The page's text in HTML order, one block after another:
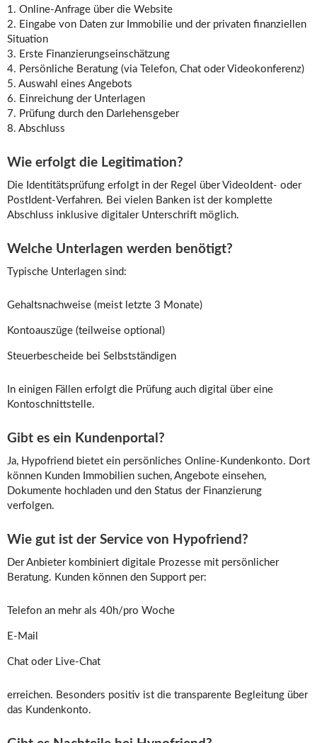
1. Online-Anfrage über die Website
2. Eingabe von Daten zur Immobilie und der privaten finanziellen
Situation
3. Erste Finanzierungseinschätzung
4. Persönliche Beratung (via Telefon, Chat oder Videokonferenz)
5. Auswahl eines Angebots
6. Einreichung der Unterlagen
7. Prüfung durch den Darlehensgeber
8. Abschluss
Wie erfolgt die Legitimation?
Die Identitätsprüfung erfolgt in der Regel über VideoIdent- oder
PostIdent-Verfahren. Bei vielen Banken ist der komplette
Abschluss inklusive digitaler Unterschrift möglich.
Welche Unterlagen werden benötigt?
Typische Unterlagen sind:
Gehaltsnachweise (meist letzte 3 Monate)
Kontoauszüge (teilweise optional)
Steuerbescheide bei Selbstständigen
In einigen Fällen erfolgt die Prüfung auch digital über eine
Kontoschnittstelle.
Gibt es ein Kundenportal?
Ja, Hypofriend bietet ein persönliches Online-Kundenkonto. Dort
können Kunden Immobilien suchen, Angebote einsehen,
Dokumente hochladen und den Status der Finanzierung
verfolgen.
Wie gut ist der Service von Hypofriend?
Der Anbieter kombiniert digitale Prozesse mit persönlicher
Beratung. Kunden können den Support per:
Telefon an mehr als 40h/pro Woche
E-Mail
Chat oder Live-Chat
erreichen. Besonders positiv ist die transparente Begleitung über
das Kundenkonto.